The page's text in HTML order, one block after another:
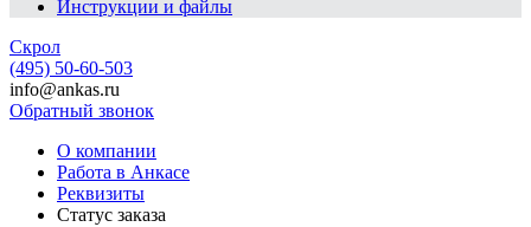
Инструкции и файлы
Скрол
(495) 50-60-503
info@ankas.ru
Обратный звонок
О компании
Работа в Анкасе
Реквизиты
Статус заказа